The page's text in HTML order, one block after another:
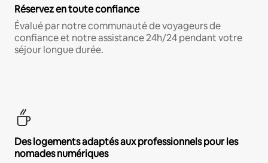
Réservez en toute confiance
Évalué par notre communauté de voyageurs de
confiance et notre assistance 24h/24 pendant votre
séjour longue durée.
Des logements adaptés aux professionnels pour les
nomades numériques